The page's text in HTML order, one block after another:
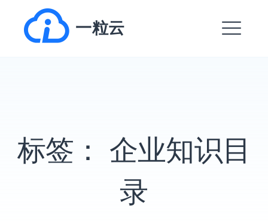
一粒云
EXPAND
标签： 企业知识目
录